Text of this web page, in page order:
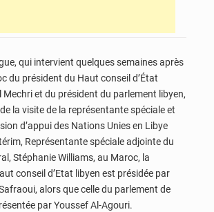
qui intervient quelques semaines après
du président du Haut conseil d’État
Mechri et du président du parlement libyen,
la visite de la représentante spéciale et
d’appui des Nations Unies en Libye
Représentante spéciale adjointe du
Stéphanie Williams, au Maroc, la
conseil d’Etat libyen est présidée par
alors que celle du parlement de
par Youssef Al-Agouri.